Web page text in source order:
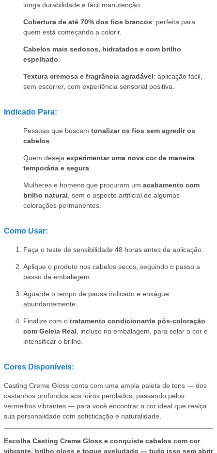
longa durabilidade e fácil manutenção.
Cobertura de até 70% dos fios brancos: perfeita para
quem está começando a colorir.
Cabelos mais sedosos, hidratados e com brilho
espelhado
Textura cremosa e fragrância agradável: aplicação fácil,
sem escorrer, com experiência sensorial positiva.
Indicado Para:
Pessoas que buscam tonalizar os fios sem agredir os
cabelos
Quem deseja experimentar uma nova cor de maneira
temporária e segura
Mulheres e homens que procuram um acabamento com
brilho natural , sem o aspecto artificial de algumas
colorações permanentes.
Como Usar:
Faça o teste de sensibilidade 48 horas antes da aplicação.
Aplique o produto nos cabelos secos, seguindo o passo a
passo da embalagem.
Aguarde o tempo de pausa indicado e enxágue
abundantemente.
Finalize com o tratamento condicionante pós-coloração
com Geleia Real , incluso na embalagem, para selar a cor e
intensificar o brilho.
Cores Disponíveis:
Casting Creme Gloss conta com uma ampla paleta de tons — dos
castanhos profundos aos loiros perolados, passando pelos
vermelhos vibrantes — para você encontrar a cor ideal que realça
sua personalidade com sofisticação e naturalidade.
Escolha Casting Creme Gloss e conquiste cabelos com cor
vibrante, brilho gloss e toque aveludado — tudo isso sem abrir